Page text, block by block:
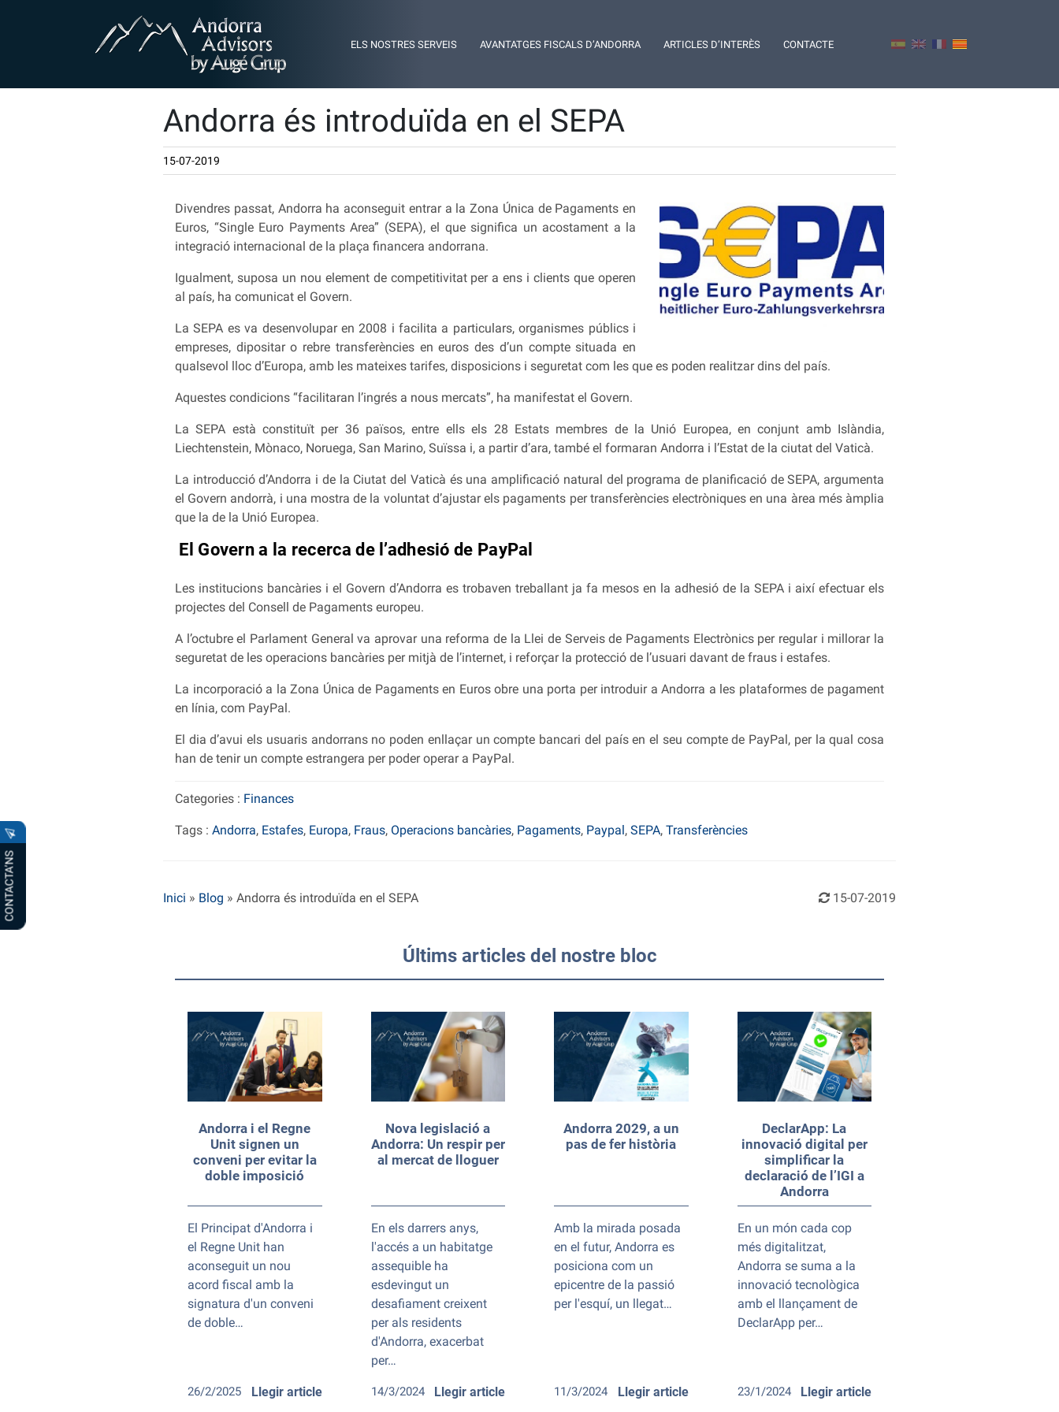
CONTACTA’NS
ELS NOSTRES SERVEIS AVANTATGES FISCALS D’ANDORRA ARTICLES D’INTERÈS CONTACTE
Andorra és introduïda en el SEPA
15-07-2019
Divendres passat, Andorra ha aconseguit entrar a la Zona Única de Pagaments en
Euros, “Single Euro Payments Area” (SEPA), el que significa un acostament a la
integració internacional de la plaça financera andorrana.
Igualment, suposa un nou element de competitivitat per a ens i clients que operen
al país, ha comunicat el Govern.
La SEPA es va desenvolupar en 2008 i facilita a particulars, organismes públics i
empreses, dipositar o rebre transferències en euros des d’un compte situada en
qualsevol lloc d’Europa, amb les mateixes tarifes, disposicions i seguretat com les que es poden realitzar dins del país.
Aquestes condicions “facilitaran l’ingrés a nous mercats”, ha manifestat el Govern.
La SEPA està constituït per 36 països, entre ells els 28 Estats membres de la Unió Europea, en conjunt amb Islàndia,
Liechtenstein, Mònaco, Noruega, San Marino, Suïssa i, a partir d’ara, també el formaran Andorra i l’Estat de la ciutat del Vaticà.
La introducció d’Andorra i de la Ciutat del Vaticà és una amplificació natural del programa de planificació de SEPA, argumenta
el Govern andorrà, i una mostra de la voluntat d’ajustar els pagaments per transferències electròniques en una àrea més àmplia
que la de la Unió Europea.
El Govern a la recerca de l’adhesió de PayPal
Les institucions bancàries i el Govern d’Andorra es trobaven treballant ja fa mesos en la adhesió de la SEPA i així efectuar els
projectes del Consell de Pagaments europeu.
A l’octubre el Parlament General va aprovar una reforma de la Llei de Serveis de Pagaments Electrònics per regular i millorar la
seguretat de les operacions bancàries per mitjà de l’internet, i reforçar la protecció de l’usuari davant de fraus i estafes.
La incorporació a la Zona Única de Pagaments en Euros obre una porta per introduir a Andorra a les plataformes de pagament
en línia, com PayPal.
El dia d’avui els usuaris andorrans no poden enllaçar un compte bancari del país en el seu compte de PayPal, per la qual cosa
han de tenir un compte estrangera per poder operar a PayPal.
Categories : Finances
Tags : Andorra, Estafes, Europa, Fraus, Operacions bancàries, Pagaments, Paypal, SEPA, Transferències
Inici » Blog » Andorra és introduïda en el SEPA 15-07-2019
Últims articles del nostre bloc
Andorra i el Regne
Unit signen un
conveni per evitar la
doble imposició
El Principat d'Andorra i
el Regne Unit han
aconseguit un nou
acord fiscal amb la
signatura d'un conveni
de doble…
Llegir article
26/2/2025
Nova legislació a
Andorra: Un respir per
al mercat de lloguer
En els darrers anys,
l'accés a un habitatge
assequible ha
esdevingut un
desafiament creixent
per als residents
d'Andorra, exacerbat
per…
Llegir article
14/3/2024
Andorra 2029, a un
pas de fer història
Amb la mirada posada
en el futur, Andorra es
posiciona com un
epicentre de la passió
per l'esquí, un llegat…
Llegir article
11/3/2024
DeclarApp: La
innovació digital per
simplificar la
declaració de l’IGI a
Andorra
En un món cada cop
més digitalitzat,
Andorra se suma a la
innovació tecnològica
amb el llançament de
DeclarApp per…
Llegir article
23/1/2024